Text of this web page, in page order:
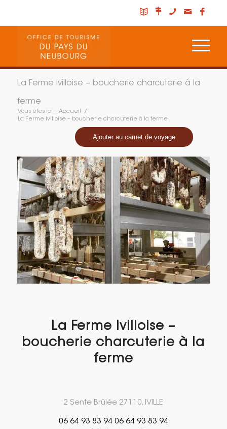
La Ferme Ivilloise – boucherie charcuterie à la
ferme
Vous êtes ici : Accueil
/
La Ferme Ivilloise – boucherie charcuterie à la ferme
Ajouter au carnet de voyage
La Ferme Ivilloise –
boucherie charcuterie à la
ferme
2 Sente Brûlée 27110, IVILLE
06 64 93 83 94 06 64 93 83 94